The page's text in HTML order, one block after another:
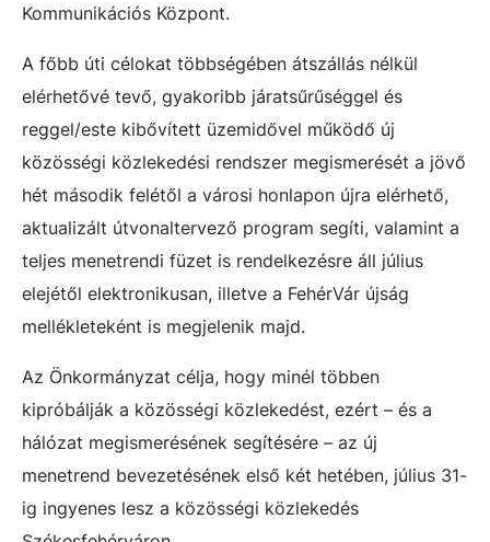
Kommunikációs Központ.
A főbb úti célokat többségében átszállás nélkül
elérhetővé tevő, gyakoribb járatsűrűséggel és
reggel/este kibővített üzemidővel működő új
közösségi közlekedési rendszer megismerését a jövő
hét második felétől a városi honlapon újra elérhető,
aktualizált útvonaltervező program segíti, valamint a
teljes menetrendi füzet is rendelkezésre áll július
elejétől elektronikusan, illetve a FehérVár újság
mellékleteként is megjelenik majd.
Az Önkormányzat célja, hogy minél többen
kipróbálják a közösségi közlekedést, ezért – és a
hálózat megismerésének segítésére – az új
menetrend bevezetésének első két hetében, július 31-
ig ingyenes lesz a közösségi közlekedés